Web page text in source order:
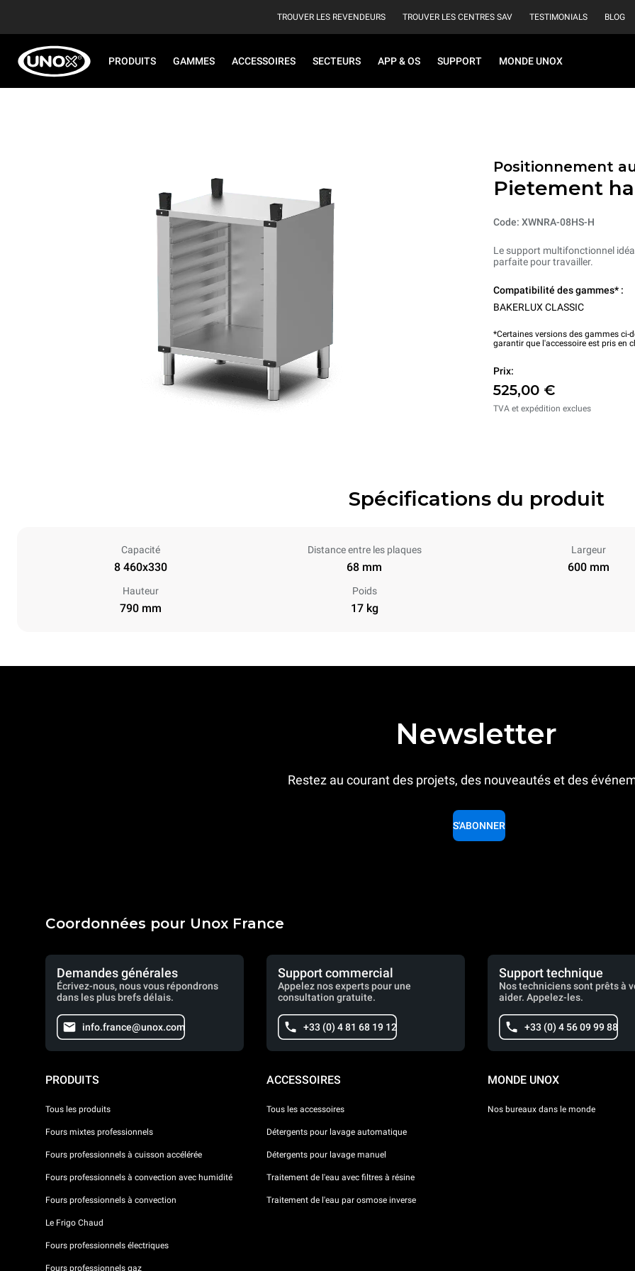
TROUVER LES REVENDEURS TROUVER LES CENTRES SAV TESTIMONIALS BLOG
PRODUITS GAMMES ACCESSOIRES SECTEURS APP & OS SUPPORT MONDE UNOX
Positionnement
Pietement
Code: XWNRA-08HS-H
Le support multifonctionnel
parfaite pour travailler.
Compatibilité des gammes* :
BAKERLUX CLASSIC
*Certaines versions des gammes
garantir que l'accessoire est pris en
Prix:
525,00 €
TVA et expédition exclues
Spécifications du produit
Capacité
8 460x330
Distance entre les plaques
68 mm
Largeur
600 mm
Hauteur
790 mm
Poids
17 kg
Newsletter
Restez au courant des projets, des nouveautés et des
S'ABONNER
Coordonnées pour Unox France
Demandes générales
Écrivez-nous, nous vous répondrons
dans les plus brefs délais.
info.france@unox.com
Support commercial
Appelez nos experts pour une
consultation gratuite.
+33 (0) 4 81 68 19 12
Support technique
Nos techniciens sont prêts à
aider. Appelez-les.
+33 (0) 4 56 09 99 88
PRODUITS
Tous les produits
Fours mixtes professionnels
Fours professionnels à cuisson accélérée
Fours professionnels à convection avec humidité
Fours professionnels à convection
Le Frigo Chaud
Fours professionnels électriques
Fours professionnels gaz
ACCESSOIRES
Tous les accessoires
Détergents pour lavage automatique
Détergents pour lavage manuel
Traitement de l'eau avec filtres à résine
Traitement de l'eau par osmose inverse
MONDE UNOX
Nos bureaux dans le monde